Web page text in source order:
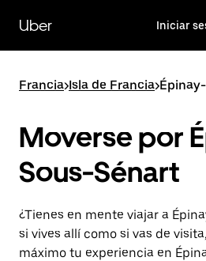
contenido
principal
Uber Iniciar
Francia>Isla de Francia>
Moverse por
Sous-Sénart
¿Tienes en mente viajar a
si vives allí como si vas de
máximo tu experiencia en